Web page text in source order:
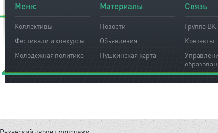
Меню
Коллективы
Фестивали и конкурсы
Молодежная политика
Материалы
Новости
Объявления
Пушкинская карта
Связь
Группа ВК
Контакты
Рязанский дворец молодежи